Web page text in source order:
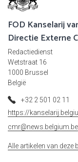
FOD Kanselarij
Directie Externe
Redactiedienst
Wetstraat 16
1000 Brussel
België
+32 2 501 02 11
https://
cmr@news.belgium.be
Alle artikelen van deze